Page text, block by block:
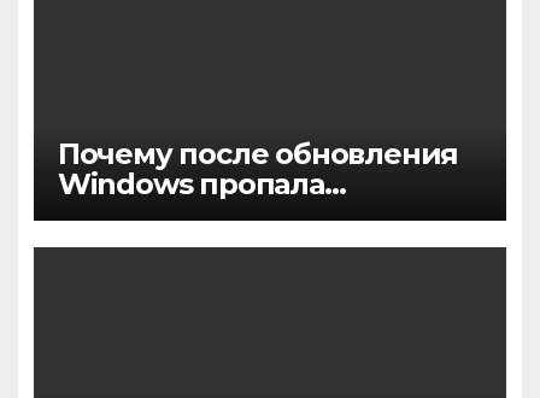
Почему после обновления
Windows пропала
активация